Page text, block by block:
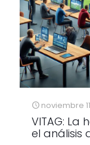
noviembre
VITAG:
el análisis